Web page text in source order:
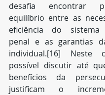
desafia encontrar
equilíbrio entre as
eficiência do sistema
penal e as garantias
individual.[16] Neste
possível discutir até
benefícios da
justificam o